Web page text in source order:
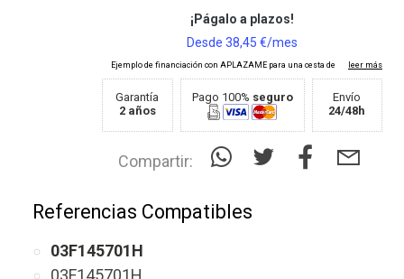
Garantía
2 años
Pago 100% seguro
Envío
24/48h
Compartir:
Referencias Compatibles
03F145701H
03F145701H